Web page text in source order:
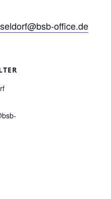
office.de